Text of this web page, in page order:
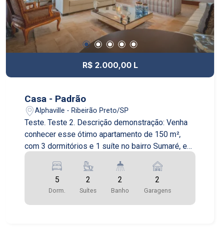
R$ 2.000,00 L
Casa - Padrão
Alphaville - Ribeirão Preto/SP
Teste. Teste 2. Descrição demonstração: Venha
conhecer esse ótimo apartamento de 150 m²,
com 3 dormitórios e 1 suíte no bairro Sumaré, em
São Paulo. O apartamento é novo e está em
excelente estado de conservação. O imóvel já
está mobiliado e fica no 13º andar,
proporcionando uma maravilhosa vista da região
do Sumaré. Cozinha equipada e ótimo living com
5
Dorm.
2
Suítes
2
Banho
2
Garagens